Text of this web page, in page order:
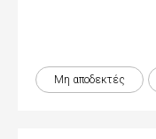
Μη αποδεκτές